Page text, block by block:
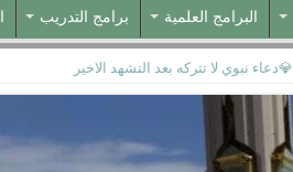
البرامج العلمية برامج التدريب
💎دعاء نبوي لا تتركه بعد التشهد الاخير